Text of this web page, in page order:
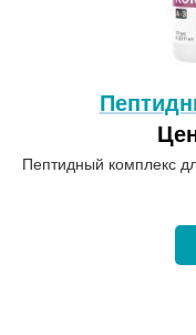
Пептидный комплекс